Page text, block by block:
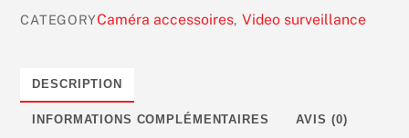
Camera
accessoires
montage
CATEGORYCaméra accessoires, Video surveillance
DESCRIPTION
INFORMATIONS COMPLÉMENTAIRES AVIS (0)